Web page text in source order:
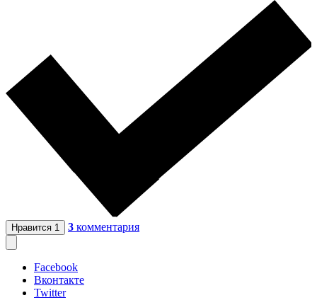
Нравится 1 3 комментария
Facebook
Вконтакте
Twitter